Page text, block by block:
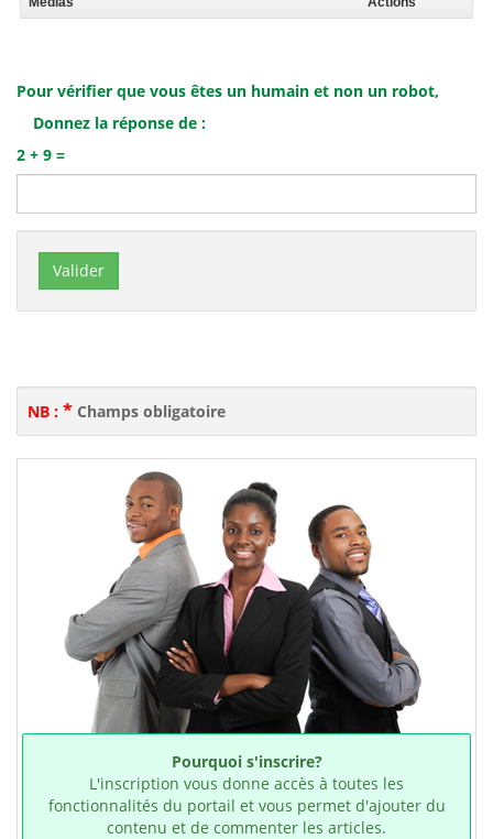
Pour vérifier que vous êtes un humain et non un robot,
Donnez la réponse de :
2 + 9 =
NB : * Champs obligatoire
Pourquoi s'inscrire?
L'inscription vous donne accès à toutes les
fonctionnalités du portail et vous permet d'ajouter du
contenu et de commenter les articles.